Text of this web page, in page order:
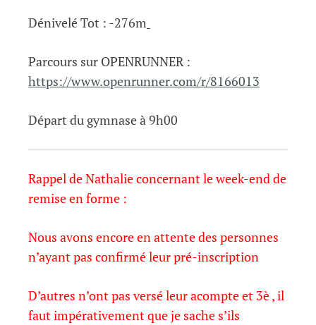
Dénivelé Tot : -276m
Parcours sur OPENRUNNER :
https://www.openrunner.com/r/8166013
Départ du gymnase à 9h00
Rappel de Nathalie concernant le week-end de
remise en forme :
Nous avons encore en attente des personnes
n’ayant pas confirmé leur pré-inscription
D’autres n’ont pas versé leur acompte et 3è , il
faut impérativement que je sache s’ils